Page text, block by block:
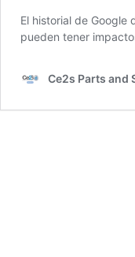
El historial de
pueden tener
Ce2s Parts and